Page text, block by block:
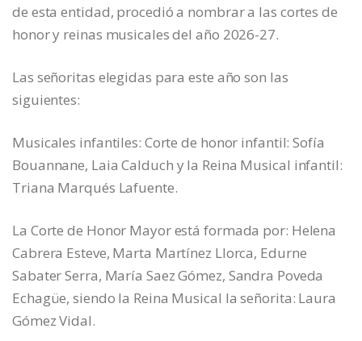
de esta entidad, procedió a nombrar a las cortes de
honor y reinas musicales del año 2026-27.
Las señoritas elegidas para este año son las
siguientes:
Musicales infantiles: Corte de honor infantil: Sofía
Bouannane, Laia Calduch y la Reina Musical infantil:
Triana Marqués Lafuente.
La Corte de Honor Mayor está formada por: Helena
Cabrera Esteve, Marta Martínez Llorca, Edurne
Sabater Serra, María Saez Gómez, Sandra Poveda
Echagüe, siendo la Reina Musical la señorita: Laura
Gómez Vidal.